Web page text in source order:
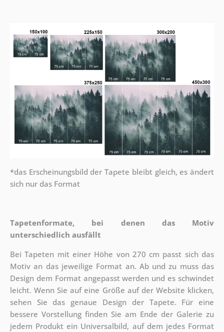
*das Erscheinungsbild der Tapete bleibt gleich, es ändert
sich nur das Format
Tapetenformate, bei denen das Motiv
unterschiedlich ausfällt
Bei Tapeten mit einer Höhe von 270 cm passt sich das
Motiv an das jeweilige Format an. Ab und zu muss das
Design dem Format angepasst werden und es schwindet
leicht. Wenn Sie auf eine Größe auf der Website klicken,
sehen Sie das genaue Design der Tapete. Für eine
bessere Vorstellung finden Sie am Ende der Galerie zu
jedem Produkt ein Universalbild, auf dem jedes Format